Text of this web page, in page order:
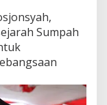
Sumpah